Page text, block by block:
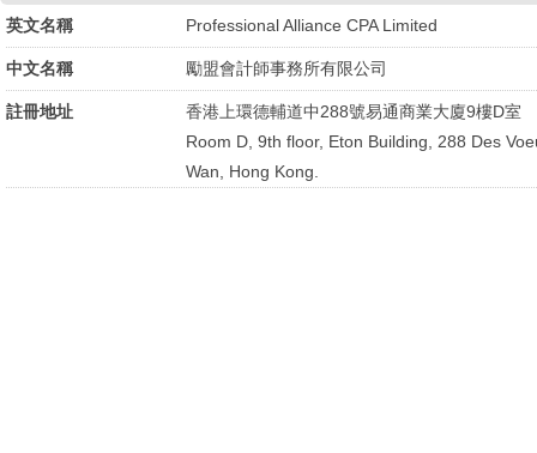
英文名稱 Professional Alliance CPA Limited
中文名稱 勵盟會計師事務所有限公司
註冊地址
香港上環德輔道中288號易通商業大廈9樓D室
Room D, 9th floor, Eton Building, 288 Des
Wan, Hong Kong.